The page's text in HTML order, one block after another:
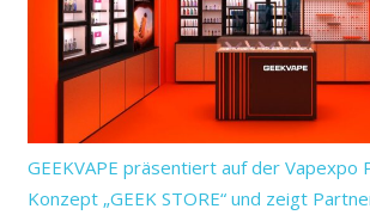
GEEKVAPE präsentiert auf der Vapexpo
Konzept „GEEK STORE“ und zeigt